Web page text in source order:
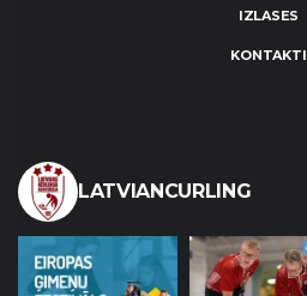
IZLASES
KONTAKTI
LATVIANCURLING